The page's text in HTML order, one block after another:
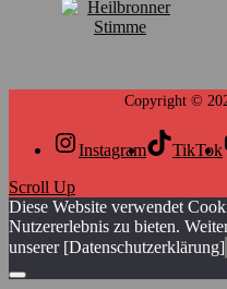
Instagram TikTok
Scroll Up
Diese Website verwendet
Nutzererlebnis zu bieten.
unserer [Datenschutzerklärung]